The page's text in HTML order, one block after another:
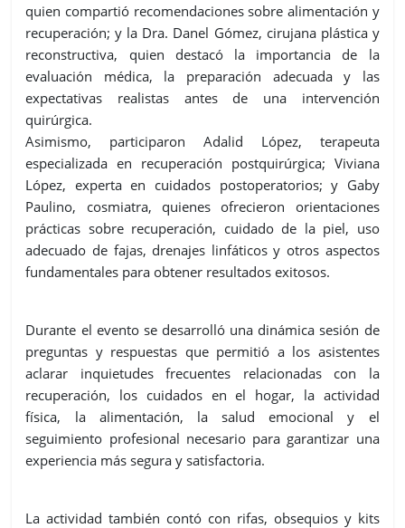
quien compartió recomendaciones sobre alimentación y
recuperación; y la Dra. Danel Gómez, cirujana plástica y
reconstructiva, quien destacó la importancia de la
evaluación médica, la preparación adecuada y las
expectativas realistas antes de una intervención
quirúrgica.
Asimismo, participaron Adalid López, terapeuta
especializada en recuperación postquirúrgica; Viviana
López, experta en cuidados postoperatorios; y Gaby
Paulino, cosmiatra, quienes ofrecieron orientaciones
prácticas sobre recuperación, cuidado de la piel, uso
adecuado de fajas, drenajes linfáticos y otros aspectos
fundamentales para obtener resultados exitosos.
Durante el evento se desarrolló una dinámica sesión de
preguntas y respuestas que permitió a los asistentes
aclarar inquietudes frecuentes relacionadas con la
recuperación, los cuidados en el hogar, la actividad
física, la alimentación, la salud emocional y el
seguimiento profesional necesario para garantizar una
experiencia más segura y satisfactoria.
La actividad también contó con rifas, obsequios y kits